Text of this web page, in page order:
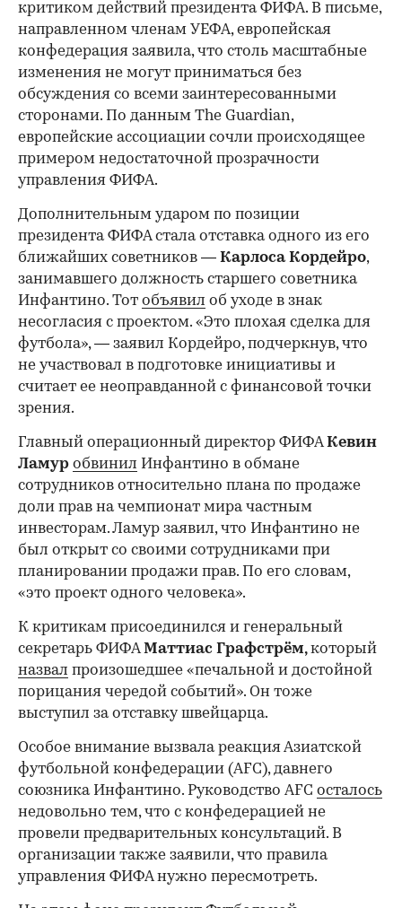
критиком действий президента ФИФА. В письме,
направленном членам УЕФА, европейская
конфедерация заявила, что столь масштабные
изменения не могут приниматься без
обсуждения со всеми заинтересованными
сторонами. По данным The Guardian,
европейские ассоциации сочли происходящее
примером недостаточной прозрачности
управления ФИФА.
Дополнительным ударом по позиции
президента ФИФА стала отставка одного из его
ближайших советников — Карлоса Кордейро,
занимавшего должность старшего советника
Инфантино. Тот объявил об уходе в знак
несогласия с проектом. «Это плохая сделка для
футбола», — заявил Кордейро, подчеркнув, что
не участвовал в подготовке инициативы и
считает ее неоправданной с финансовой точки
зрения.
Главный операционный директор ФИФАКевин
Ламур обвинил Инфантино в обмане
сотрудников относительно плана по продаже
доли прав на чемпионат мира частным
инвесторам. Ламур заявил, что Инфантино не
был открыт со своими сотрудниками при
планировании продажи прав. По его словам,
«это проект одного человека».
К критикам присоединился и генеральный
секретарь ФИФАМаттиас Графстрём,который
назвал произошедшее «печальной и достойной
порицания чередой событий». Он тоже
выступил за отставку швейцарца.
Особое внимание вызвала реакция Азиатской
футбольной конфедерации (AFC), давнего
союзника Инфантино. Руководство AFC осталось
недовольно тем, что с конфедерацией не
провели предварительных консультаций. В
организации также заявили, что правила
управления ФИФА нужно пересмотреть.